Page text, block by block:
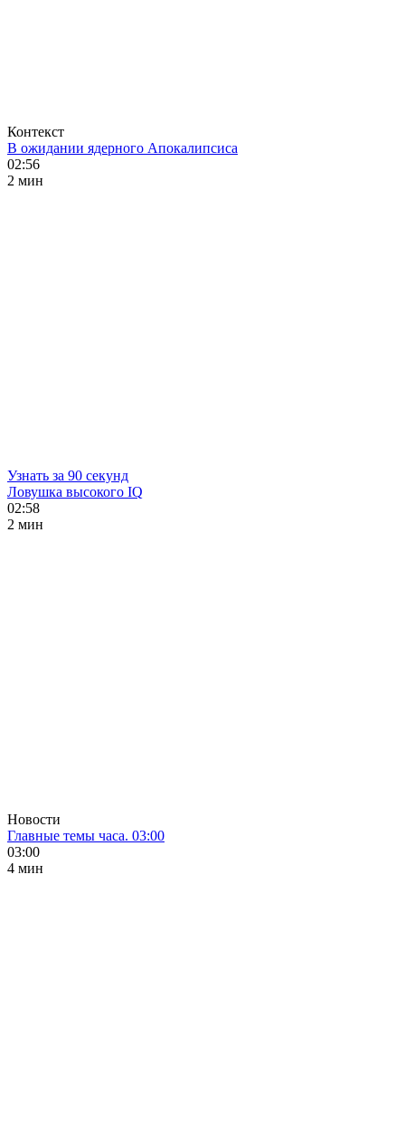
Контекст
В ожидании ядерного Апокалипсиса
02:56
2 мин
Узнать за 90 секунд
Ловушка высокого IQ
02:58
2 мин
Новости
Главные темы часа. 03:00
03:00
4 мин